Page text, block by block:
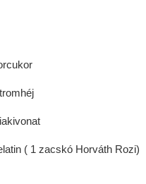
( 1 zacskó Horváth Rozi)